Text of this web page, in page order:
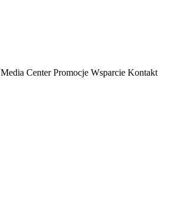
Media CenterPromocje Wsparcie Kontakt